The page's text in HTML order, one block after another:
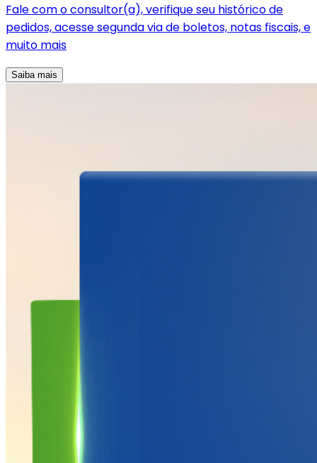
Fale com o consultor(a), verifique seu histórico de
pedidos, acesse segunda via de boletos, notas fiscais, e
muito mais
Saiba mais